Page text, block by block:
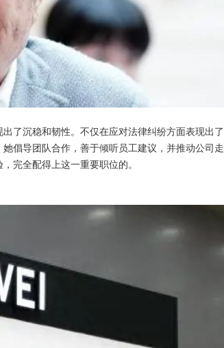
了沉稳和韧性。不仅在应对法律纠纷方面表现出了
倡导团队合作，善于倾听员工建议，并推动公司走
完全配得上这一重要职位的。